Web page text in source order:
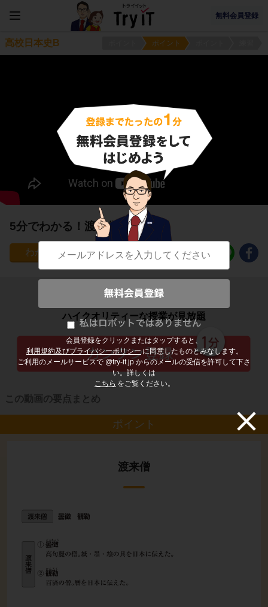
無料会員登録
会員登録をクリックまたはタップすると、
利用規約及びプライバシーポリシー に同意したものとみなします。
ご利用のメールサービスで @try-it.jp からのメールの受信を許可して下さ
い。詳しくは
こちら をご覧ください。
高校日本史B ポイント
5分でわかる！渡来僧
24
子どもの勉強から大人の学び直しまで
ハイクオリティーな授業が見放題
この動画の要点まとめ
ポイント
渡来僧